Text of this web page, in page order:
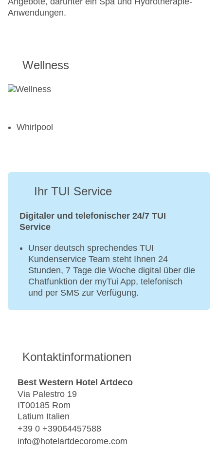
Anwendungen.
Wellness
Whirlpool
Ihr TUI Service
Digitaler und telefonischer 24/7 TUI
Service
Unser deutsch sprechendes TUI
Kundenservice Team steht Ihnen 24
Stunden, 7 Tage die Woche digital über die
Chatfunktion der myTui App, telefonisch
und per SMS zur Verfügung.
Kontaktinformationen
Best Western Hotel Artdeco
Via Palestro 19
IT00185 Rom
Latium Italien
+39 0 +39064457588
info@hotelartdecorome.com